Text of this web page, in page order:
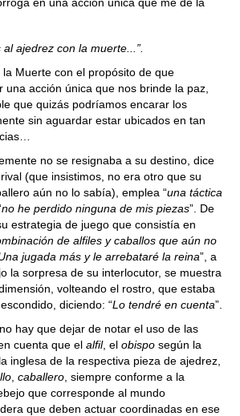
ajedrez con la muerte...”.
Muerte con el propósito de que
una acción única que nos brinde la paz,
que quizás podríamos encarar los
sin aguardar estar ubicados en tan
no se resignaba a su destino, dice
(que insistimos, no era otro que su
aún no lo sabía), emplea “una táctica
no he perdido ninguna de mis piezas”. De
estrategia de juego que consistía en
de alfiles y caballos que aún no
jugada más y le arrebataré la reina”, a
la sorpresa de su interlocutor, se muestra
volteando el rostro, que estaba
diciendo: “Lo tendré en cuenta”.
hay que dejar de notar el uso de las
cuenta que el alfil, el obispo según la
inglesa de la respectiva pieza de ajedrez,
caballero , siempre conforme a la
que corresponde al mundo
que deben actuar coordinadas en ese